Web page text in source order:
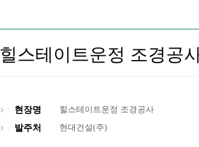
힐스테이트운정 조경공
현장명 힐스테이트운정 조경공사
발주처 현대건설(주)